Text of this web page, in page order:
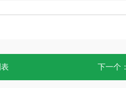
下一个：